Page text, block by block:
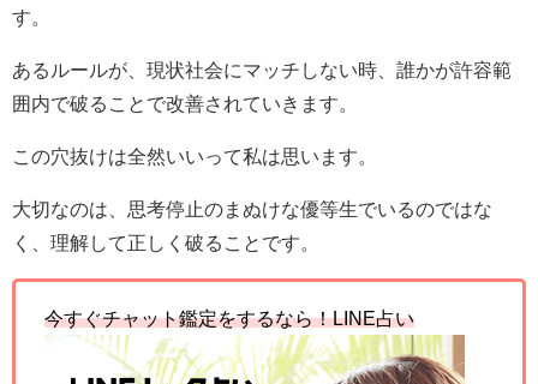
す。
あるルールが、現状社会にマッチしない時、誰かが許容範
囲内で破ることで改善されていきます。
この穴抜けは全然いいって私は思います。
大切なのは、思考停止のまぬけな優等生でいるのではな
く、理解して正しく破ることです。
今すぐチャット鑑定をするなら！LINE占い